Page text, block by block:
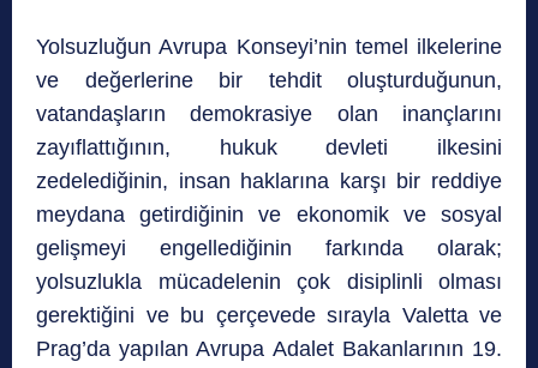
Yolsuzluğun Avrupa Konseyi’nin temel ilkelerine
ve değerlerine bir tehdit oluşturduğunun,
vatandaşların demokrasiye olan inançlarını
zayıflattığının, hukuk devleti ilkesini
zedelediğinin, insan haklarına karşı bir reddiye
meydana getirdiğinin ve ekonomik ve sosyal
gelişmeyi engellediğinin farkında olarak;
yolsuzlukla mücadelenin çok disiplinli olması
gerektiğini ve bu çerçevede sırayla Valetta ve
Prag’da yapılan Avrupa Adalet Bakanlarının 19.